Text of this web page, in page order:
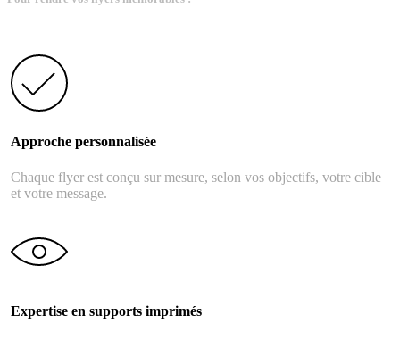
Approche personnalisée
Chaque flyer est conçu sur mesure, selon vos objectifs, votre cible
et votre message.
Expertise en supports imprimés